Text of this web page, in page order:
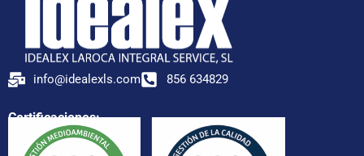
info@idealexls.com 856 634829
Certificaciones: